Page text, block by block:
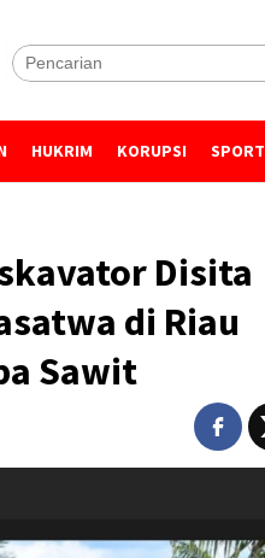
HUKRIM KORUPSI SPORT
Disita
di Riau
Sawit